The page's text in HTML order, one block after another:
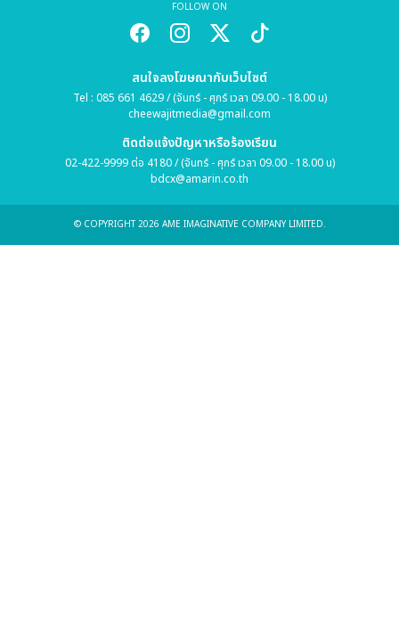
FOLLOW ON
สนใจลงโฆษณากับเว็บไซต์
Tel : 085 661 4629 / (จันทร์ - ศุกร์ เวลา 09.00 - 18.00 น)
cheewajitmedia@gmail.com
ติดต่อแจ้งปัญหาหรือร้องเรียน
02-422-9999 ต่อ 4180 / (จันทร์ - ศุกร์ เวลา 09.00 - 18.00 น)
bdcx@amarin.co.th
© COPYRIGHT 2026 AME IMAGINATIVE COMPANY LIMITED.